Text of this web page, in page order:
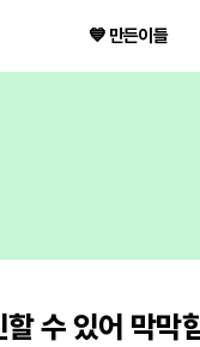
💙 만든이들
수 있어 막막